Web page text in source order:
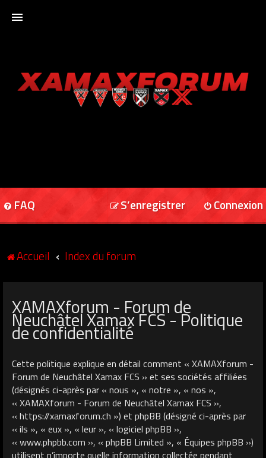
XAMAXFORUM
FAQ Connexion
S’enregistrer
Accueil Index du forum
XAMAXforum - Forum de
Neuchâtel Xamax FCS - Politique
de confidentialité
Cette politique explique en détail comment « XAMAXforum -
Forum de Neuchâtel Xamax FCS » et ses sociétés affiliées
(désignés ci-après par « nous », « notre », « nos »,
« XAMAXforum - Forum de Neuchâtel Xamax FCS »,
« https://xamaxforum.ch ») et phpBB (désigné ci-après par
« ils », « eux », « leur », « logiciel phpBB »,
« www.phpbb.com », « phpBB Limited », « Équipes phpBB »)
utilisent n’importe quelle information collectée pendant